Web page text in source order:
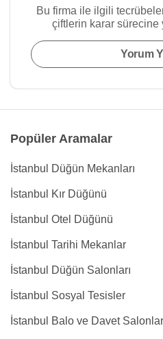
Bu firma ile ilgili
çiftlerin karar sürecine
Yorum
Popüler Aramalar
İstanbul Düğün Mekanları
İstanbul Kır Düğünü
İstanbul Otel Düğünü
İstanbul Tarihi Mekanlar
İstanbul Düğün Salonları
İstanbul Sosyal Tesisler
İstanbul Balo ve Davet